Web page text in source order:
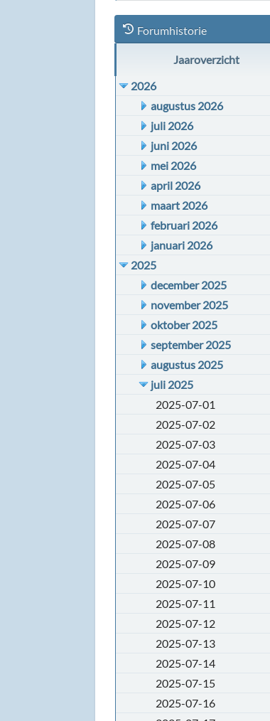
Forumhistorie
Jaaroverzicht
2026
augustus 2026
juli 2026
juni 2026
mei 2026
april 2026
maart 2026
februari 2026
januari 2026
2025
december 2025
november 2025
oktober 2025
september 2025
augustus 2025
juli 2025
2025-07-01
2025-07-02
2025-07-03
2025-07-04
2025-07-05
2025-07-06
2025-07-07
2025-07-08
2025-07-09
2025-07-10
2025-07-11
2025-07-12
2025-07-13
2025-07-14
2025-07-15
2025-07-16